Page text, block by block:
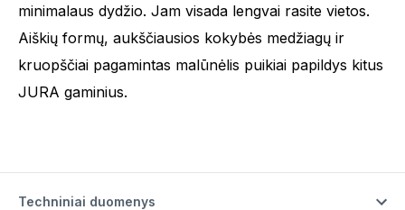
minimalaus dydžio. Jam visada lengvai rasite vietos.
Aiškių formų, aukščiausios kokybės medžiagų ir
kruopščiai pagamintas malūnėlis puikiai papildys kitus
JURA gaminius.
Techniniai duomenys